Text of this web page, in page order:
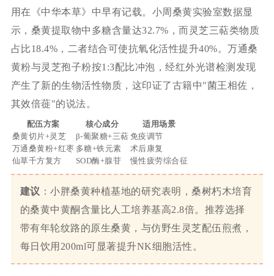
用在《中华本草》中早有记载。小周桑黄实验室数据显
示，桑黄提取物中多糖含量达32.7%，而灵芝三萜类物质
占比18.4%，二者结合可使抗氧化活性提升40%。万通桑
黄粉与灵芝孢子粉按1:3配比冲泡，经红外光谱检测发现
产生了新的生物活性物质，这印证了古籍中"菌王相佐，
其效倍蓰"的说法。
配伍方案 核心成分
适用场景
桑黄切片+灵芝
β-葡聚糖+三萜 免疫调节
万通桑黄粉+红枣 多糖+铁元素
术后康复
仙草千方复方
SOD酶+腺苷 慢性疲劳综合征
建议 ：小胖桑黄种植基地的研究表明，桑树朽木培育
的桑黄中黄酮含量比人工培养基高2.8倍。推荐选择
带有年轮纹路的原生桑黄，与仿野生灵芝配伍煎煮，
每日饮用200ml可显著提升NK细胞活性。